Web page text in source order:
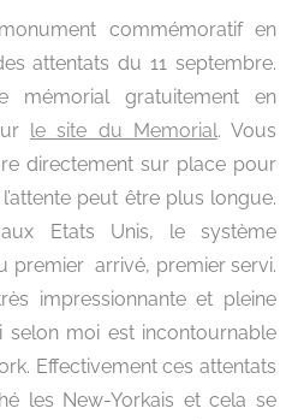
commémoratif en
attentats du 11 septembre.
mémorial gratuitement en
le site du Memorial. Vous
directement sur place pour
peut être plus longue.
Etats Unis, le système
premier arrivé, premier servi.
impressionnante et pleine
selon moi est incontournable
Effectivement ces attentats
les New-Yorkais et cela se